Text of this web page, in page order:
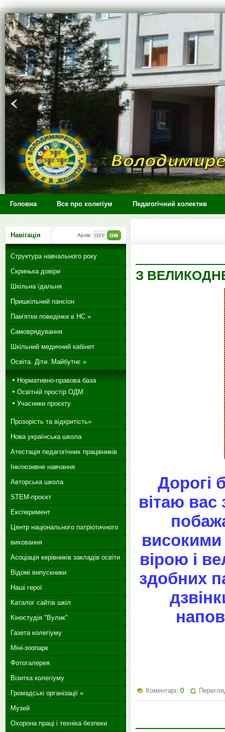
>
Головна Все про колегіум Педагогічний колектив
З
Дорогі
вітаю
вірою і
здобних
Коментарі: 0
Навігація Архів:
Структура навчального року
Скринька довіри
Шкільна їдальня
Пришкільний пансіон
Пам'ятки поведінки в НС »
Самоврядування
Шкільний медичний кабінет
Освіта. Діти. Майбутнє »
Нормативно-правова база
Освітній простір ОДМ
Учасники проєкту
Прозорість та відкритість»
Нова українська школа
Атестація педагогічних працівників
Інклюзивне навчання
Авторська школа
STEM-проєкт
Експеримент
Центр національного патріотичного
виховання
Асоціація керівників закладів освіти
Відомі випускники
Наші герої
Каталог сайтів шкіл
Кіностудія "Вулик"
Газета колегіуму
Міні-зоопарк
Фотогалерея
Візитка колегіуму
Громадські організації »
Музей
Охорона праці і техніка безпеки